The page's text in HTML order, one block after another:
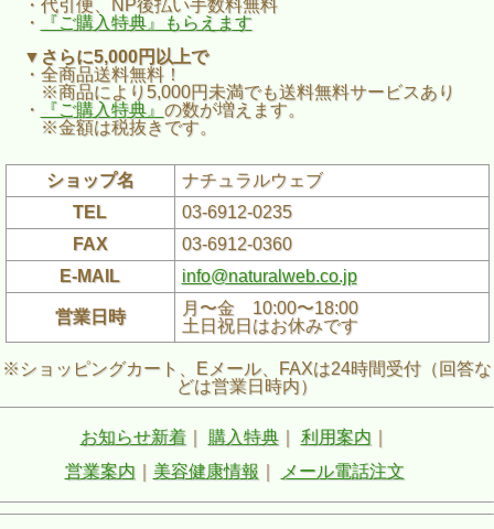
・代引便、NP後払い手数料無料
・
『ご購入特典』もらえます
▼さらに5,000円以上で
・全商品送料無料！
※商品により5,000円未満でも送料無料サービスあり
・
『ご購入特典』 の数が増えます。
※金額は税抜きです。
ショップ名
ナチュラルウェブ
TEL
03-6912-0235
FAX
03-6912-0360
E-MAIL
info@naturalweb.co.jp
営業日時
月〜金 10:00〜18:00
土日祝日はお休みです
※ショッピングカート、Eメール、FAXは24時間受付（回答な
どは営業日時内）
お知らせ新着｜ 購入特典｜ 利用案内
営業案内
美容健康情報 メール電話注文